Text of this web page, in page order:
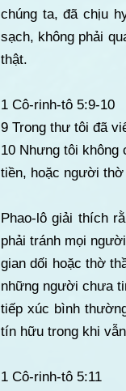
chúng ta, đã chịu
sạch, không phải
thật.
1 Cô-rinh-tô 5:9-10
9 Trong thư tôi đã
10 Nhưng tôi không
tiền, hoặc người
Phao-lô giải thích
phải tránh mọi
gian dối hoặc thờ
những người chưa
tiếp xúc bình
tín hữu trong khi
1 Cô-rinh-tô 5:11